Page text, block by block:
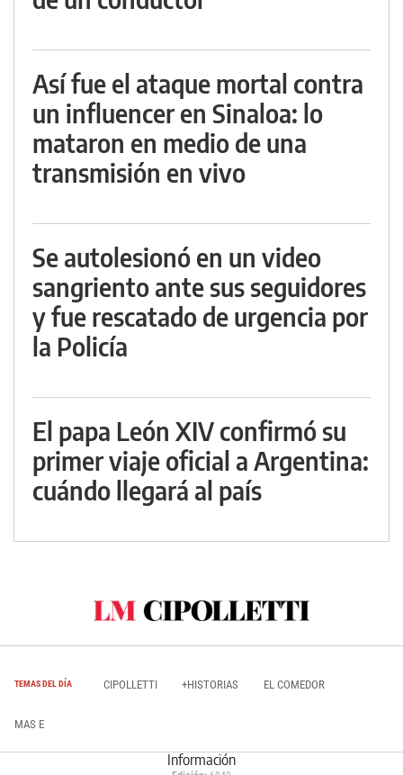
Así fue el ataque mortal contra
un influencer en Sinaloa: lo
mataron en medio de una
transmisión en vivo
Se autolesionó en un video
sangriento ante sus seguidores
y fue rescatado de urgencia por
la Policía
El papa León XIV confirmó su
primer viaje oficial a Argentina:
cuándo llegará al país
TEMAS DEL DÍA CIPOLLETTI +HISTORIAS EL COMEDOR
MAS E
Información